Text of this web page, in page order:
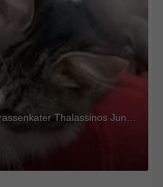
Thalassinos, Griechischer Strassenkater Thalassinos Jungtier - Kater